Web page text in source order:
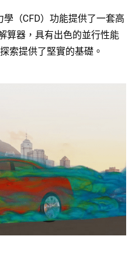
學（CFD）功能提供了一套高
算器，具有出色的並行性能
索提供了堅實的基礎。